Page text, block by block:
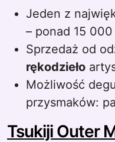
Jeden z
– ponad 15
Sprzedaż od
rękodzieło
Możliwość
przysmaków:
Tsukiji Outer